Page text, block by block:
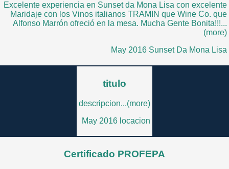
Excelente experiencia en Sunset da Mona Lisa con excelente
Maridaje con los Vinos italianos TRAMIN que Wine Co. que
Alfonso Marrón ofreció en la mesa. Mucha Gente Bonita!!!...
(more)
May 2016 Sunset Da Mona Lisa
titulo
descripcion...(more)
May 2016 locacion
Certificado PROFEPA